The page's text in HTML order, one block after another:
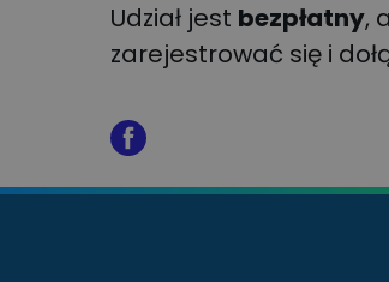
Udział jest bezpłatny,
zarejestrować się i